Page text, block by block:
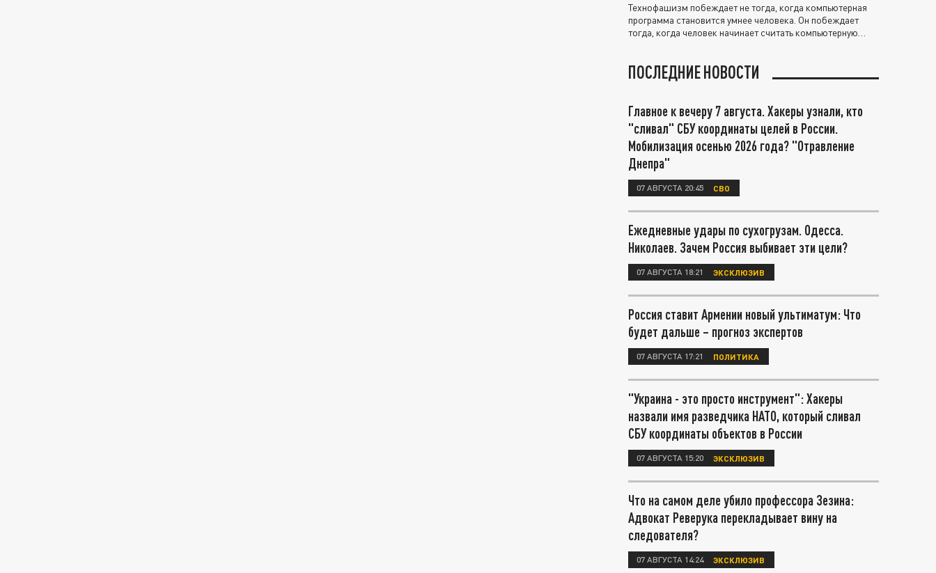
Технофашизм побеждает не тогда, когда компьютерная
программа становится умнее человека. Он побеждает
тогда, когда человек начинает считать компьютерную
ПОСЛЕДНИЕ НОВОСТИ
Главное к вечеру 7 августа. Хакеры узнали, кто
"сливал" СБУ координаты целей в России.
Мобилизация осенью 2026 года? "Отравление
Днепра"
07 АВГУСТА 20:45 СВО
Ежедневные удары по сухогрузам. Одесса.
Николаев. Зачем Россия выбивает эти цели?
07 АВГУСТА 18:21 ЭКСКЛЮЗИВ
Россия ставит Армении новый ультиматум: Что
будет дальше – прогноз экспертов
07 АВГУСТА 17:21 ПОЛИТИКА
"Украина - это просто инструмент": Хакеры
назвали имя разведчика НАТО, который сливал
СБУ координаты объектов в России
07 АВГУСТА 15:20 ЭКСКЛЮЗИВ
Что на самом деле убило профессора Зезина:
Адвокат Реверука перекладывает вину на
следователя?
07 АВГУСТА 14:24 ЭКСКЛЮЗИВ